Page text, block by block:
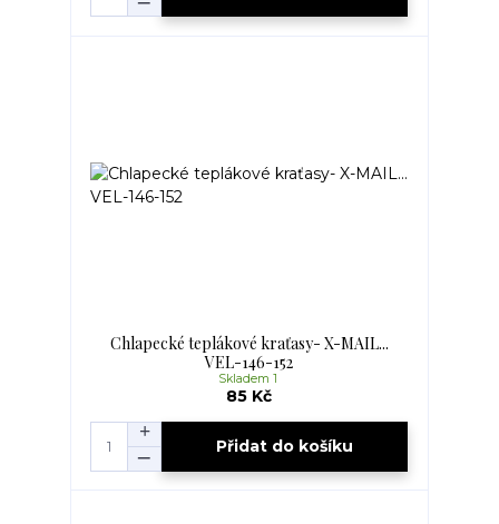
Chlapecké teplákové kraťasy- X-MAIL...
VEL-146-152
85 Kč
Skladem 1
Přidat do košíku